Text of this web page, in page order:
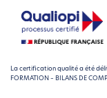
La certification qualité a été
FORMATION – BILANS DE